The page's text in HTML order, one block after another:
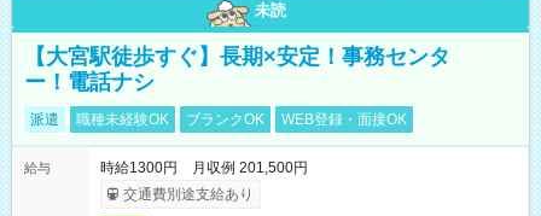
未読
【大宮駅徒歩すぐ】長期×安定！事務センタ
ー！電話ナシ
派遣 職種未経験OK ブランクOK WEB登録・面接OK
給与
時給1300円 月収例 201,500円
交通費別途支給あり